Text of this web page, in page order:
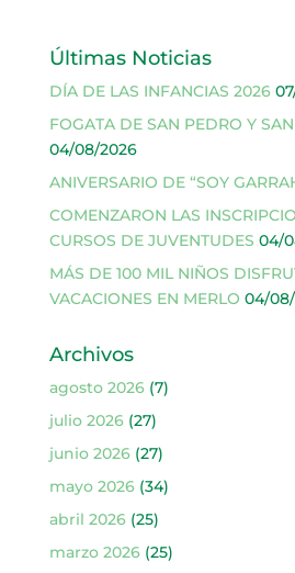
Últimas Noticias
DÍA DE LAS INFANCIAS 2026
FOGATA DE SAN PEDRO Y
04/08/2026
ANIVERSARIO DE “SOY
COMENZARON LAS
CURSOS DE JUVENTUDES 04/
MÁS DE 100 MIL NIÑOS
VACACIONES EN MERLO 04/
Archivos
agosto 2026(7)
julio 2026(27)
junio 2026(27)
mayo 2026(34)
abril 2026(25)
marzo 2026(25)